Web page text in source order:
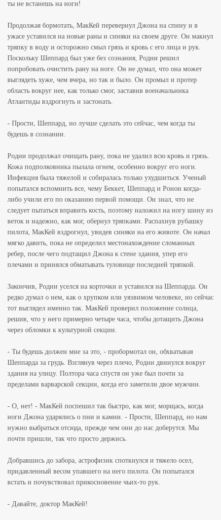
ты не встанешь на ноги!
Продолжая бормотать, МакКей перевернул Джона на спину и в
ужасе уставился на новые раны и синяки на своем друге. Он макнул
тряпку в воду и осторожно смыл грязь и кровь с его лица и рук.
Поскольку Шеппард был уже без сознания, Родни решил
попробовать очистить рану на ноге. Он не думал, что она может
выглядеть хуже, чем вчера, но так и было. Он промыл и протер
область вокруг нее, как только смог, заставив военачальника
Атлантиды вздрогнуть и застонать.
- Прости, Шеппард, но лучше сделать это сейчас, чем когда ты
будешь в сознании.
Родни продолжал очищать рану, пока не удалил всю кровь и грязь.
Кожа подполковника пылала огнем, особенно вокруг его ноги.
Инфекция была тяжелой и собиралась только ухудшиться. Ученый
попытался вспомнить все, чему Беккет, Шеппард и Ронон когда-
либо учили его по оказанию первой помощи. Он знал, что не
следует пытаться вправить кость, поэтому наложил на ногу шину из
веток и надежно, как мог, обернул тряпками. Распахнув рубашку
пилота, МакКей вздрогнул, увидев синяки на его животе. Он начал
мягко давить, пока не определил местонахождение сломанных
ребер, после чего подтащил Джона к стене здания, упер его
плечами и принялся обматывать туловище последней тряпкой.
Закончив, Родни уселся на корточки и уставился на Шеппарда. Он
редко думал о нем, как о хрупком или уязвимом человеке, но сейчас
тот выглядел именно так. МакКей проверил положение солнца,
решив, что у него примерно четыре часа, чтобы дотащить Джона
через обломки к культурной секции.
- Ты будешь должен мне за это, - пробормотал он, обхватывая
Шеппарда за грудь. Взглянув через плечо, Родни двинулся вокруг
здания на улицу. Полтора часа спустя он уже был почти за
пределами варварской секции, когда его заметили двое мужчин.
- О, нет! - МакКей поспешил так быстро, как мог, морщась, когда
ноги Джона ударялись о пни и камни. - Прости, Шеппард, но нам
нужно выбраться отсюда, прежде чем они до нас доберутся. Мы
почти пришли, так что просто держись.
Добравшись до забора, астрофизик споткнулся и тяжело осел,
придавленный весом упавшего на него пилота. Он попытался
встать и почувствовал прикосновение чьих-то рук.
- Давайте, доктор МакКей!